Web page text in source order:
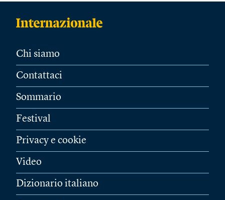
Chi siamo
Contattaci
Sommario
Festival
Privacy e cookie
Video
Dizionario italiano